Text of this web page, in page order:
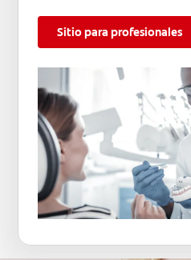
Sitio para profesionales